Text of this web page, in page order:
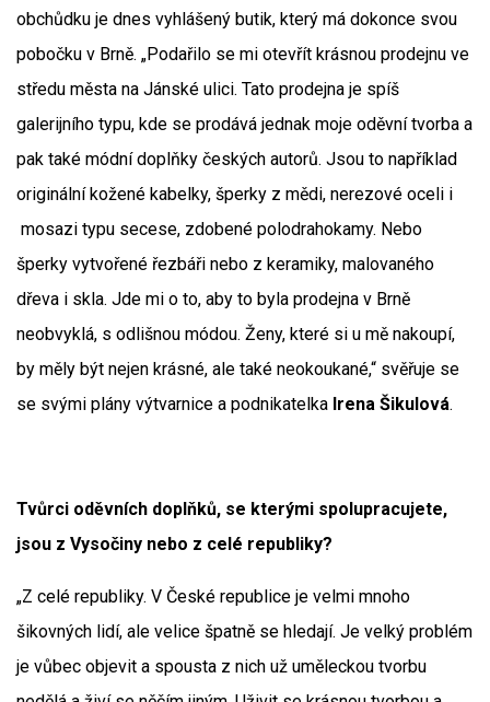
obchůdku je dnes vyhlášený butik, který má dokonce svou
pobočku v Brně. „Podařilo se mi otevřít krásnou prodejnu ve
středu města na Jánské ulici. Tato prodejna je spíš
galerijního typu, kde se prodává jednak moje oděvní tvorba a
pak také módní doplňky českých autorů. Jsou to například
originální kožené kabelky, šperky z mědi, nerezové oceli i
mosazi typu secese, zdobené polodrahokamy. Nebo
šperky vytvořené řezbáři nebo z keramiky, malovaného
dřeva i skla. Jde mi o to, aby to byla prodejna v Brně
neobvyklá, s odlišnou módou. Ženy, které si u mě nakoupí,
by měly být nejen krásné, ale také neokoukané,“ svěřuje se
se svými plány výtvarnice a podnikatelka Irena Šikulová.
Tvůrci oděvních doplňků, se kterými spolupracujete,
jsou z Vysočiny nebo z celé republiky?
„Z celé republiky. V České republice je velmi mnoho
šikovných lidí, ale velice špatně se hledají. Je velký problém
je vůbec objevit a spousta z nich už uměleckou tvorbu